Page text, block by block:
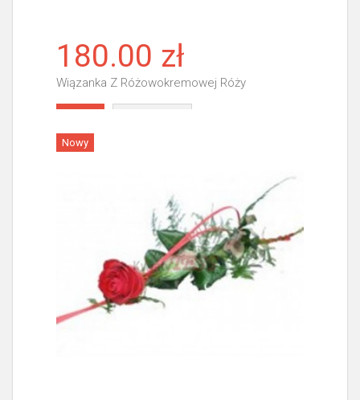
180.00 zł
Wiązanka Z Różowokremowej Róży
Nowy